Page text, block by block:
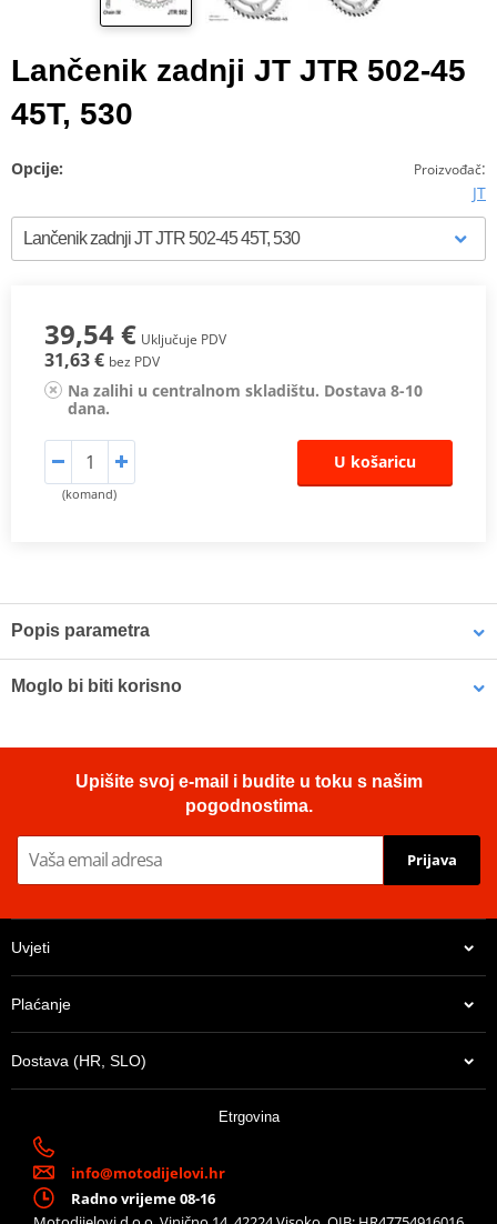
Lančenik zadnji JT JTR 502-45
45T, 530
Proizvođač:
JT
Opcije:
39,54 € Uključuje PDV
31,63 € bez PDV
Na zalihi u centralnom skladištu. Dostava 8-10
dana.
(komand)
U košaricu
Popis parametra
Proizvođač
Moglo bi biti korisno
Na zalihi u centralnom skladištu. Dostava 8-10 dana.
Upišite svoj e-mail i budite u toku s našim
pogodnostima.
Prijava
Uvjeti
Plaćanje
Dostava (HR, SLO)
Etrgovina
info@motodijelovi.hr
Radno vrijeme 08-16